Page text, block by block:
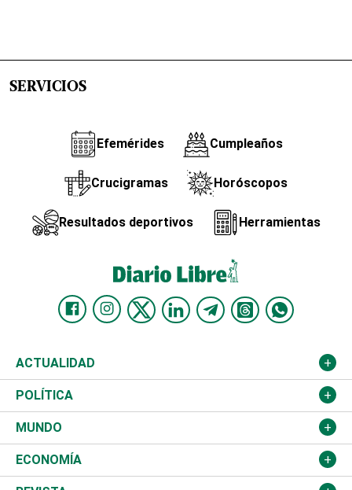
SERVICIOS
Efemérides Cumpleaños
Crucigramas Horóscopos
Resultados deportivos Herramientas
ACTUALIDAD
Nacional
Ciudad
Educación
POLÍTICA
Partidos
JCE
MUNDO
Estados Unidos
ECONOMÍA